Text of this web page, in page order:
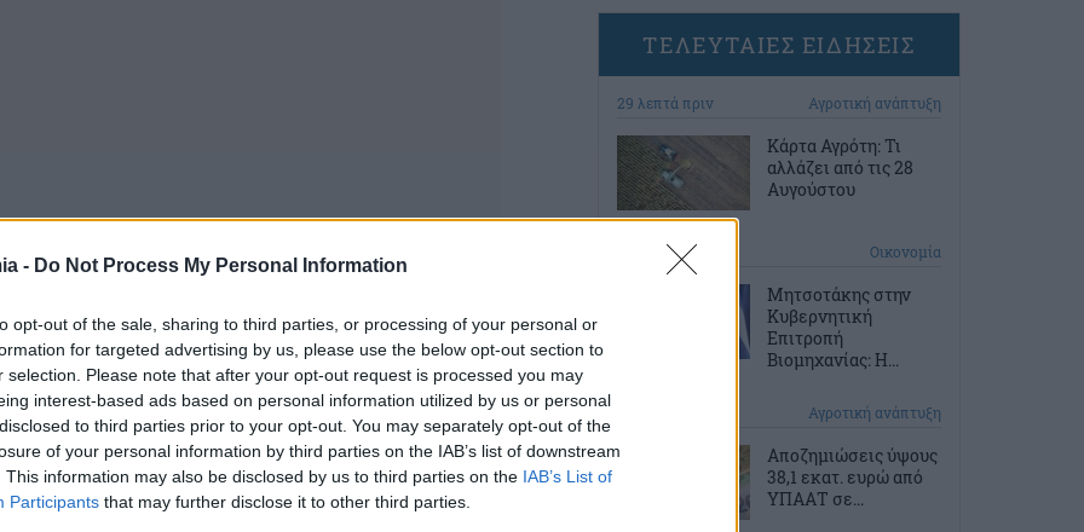
- Do Not Process My Personal Information
opt-out of the sale, sharing to third parties, or processing of your personal or
for targeted advertising by us, please use the below opt-out section to
selection. Please note that after your opt-out request is processed you may
interest-based ads based on personal information utilized by us or personal
to third parties prior to your opt-out. You may separately opt-out of the
of your personal information by third parties on the IAB’s list of downstream
This information may also be disclosed by us to third parties on the IAB’s List of
Participants that may further disclose it to other third parties.
ΤΕΛΕΥΤΑΙΕΣ ΕΙΔΗΣΕΙΣ
29 λεπτά πριν Αγροτική ανάπτυξη
Κάρτα Αγρότη: Τι
αλλάζει από τις 28
Αυγούστου
59 λεπτά πριν Οικονομία
Μητσοτάκης στην
Κυβερνητική
Επιτροπή
Βιομηχανίας: Η...
Αγροτική ανάπτυξη
Αποζημιώσεις ύψους
38,1 εκατ. ευρώ από
ΥΠΑΑΤ σε...